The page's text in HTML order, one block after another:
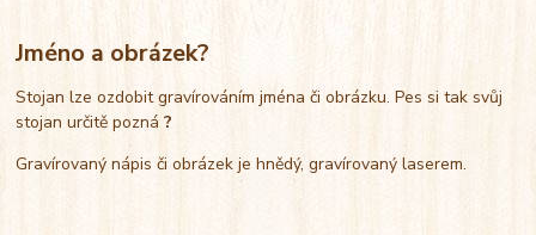
Jméno a obrázek?
Stojan lze ozdobit gravírováním jména či obrázku. Pes si tak svůj
stojan určitě pozná?
Gravírovaný nápis či obrázek je hnědý, gravírovaný laserem.